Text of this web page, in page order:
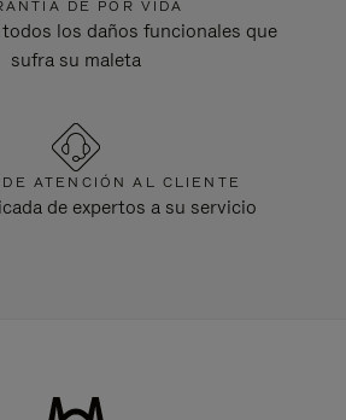
DE POR VIDA
los daños funcionales que
sufra su maleta
ATENCIÓN AL CLIENTE
de expertos a su servicio